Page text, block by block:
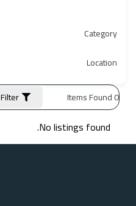
Category
Location
0
Filter
No listings found.